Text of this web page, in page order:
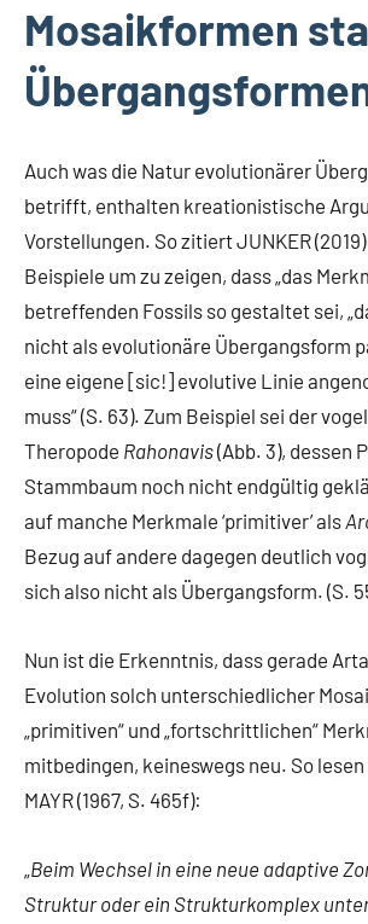
Mosaikformen
Auch was die Natur evolutionärer
betrifft, enthalten kreationistische
Vorstellungen. So zitiert JUNKER
Beispiele um zu zeigen, dass „das
betreffenden Fossils so gestaltet sei,
nicht als evolutionäre Übergangsform
eine eigene [sic!] evolutive Linie
muss“ (S. 63). Zum Beispiel sei der
Theropode Rahonavis(Abb. 3), dessen
Stammbaum noch nicht endgültig
auf manche Merkmale ‘primitiver’ als
Bezug auf andere dagegen deutlich
sich also nicht als Übergangsform. (S.
Nun ist die Erkenntnis, dass gerade
Evolution solch unterschiedlicher
„primitiven“ und „fortschrittlichen“
mitbedingen, keineswegs neu. So
MAYR (1967, S. 465f):
Beim Wechsel in eine neue adaptive
Struktur oder ein Strukturkomplex